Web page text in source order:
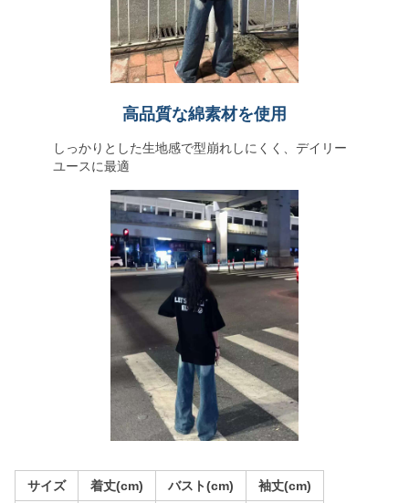
高品質な綿素材を使用
しっかりとした生地感で型崩れしにくく、デイリー
ユースに最適
サイズ 着丈(cm) バスト(cm) 袖丈(cm)